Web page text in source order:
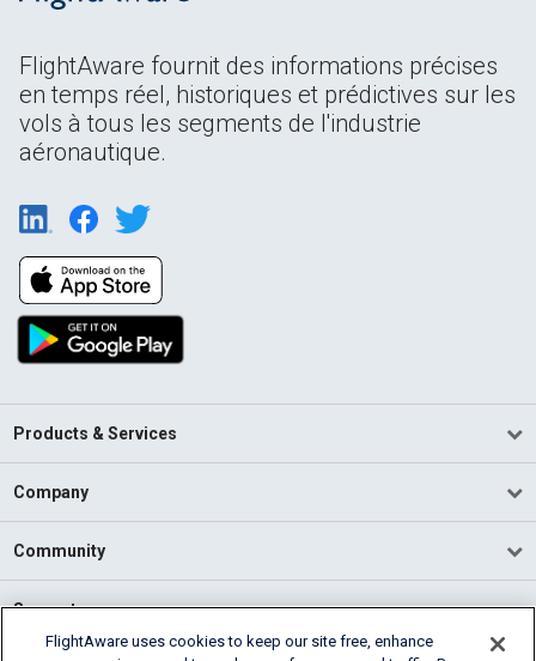
FlightAware fournit des informations précises
en temps réel, historiques et prédictives sur les
vols à tous les segments de l'industrie
aéronautique.
Products & Services
Company
Community
Support
FlightAware uses cookies to keep our site free, enhance